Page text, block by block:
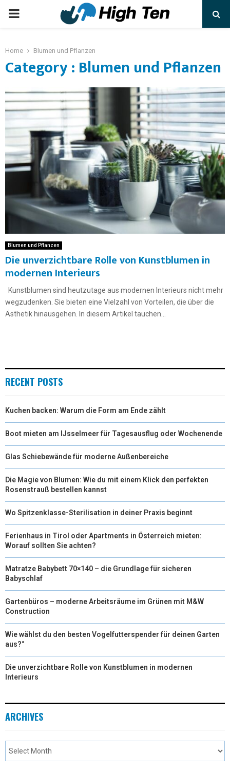
Home Blumen und Pflanzen
Category : Blumen und Pflanzen
Blumen und Pflanzen
Die unverzichtbare Rolle von Kunstblumen in
modernen Interieurs
Kunstblumen sind heutzutage aus modernen Interieurs nicht mehr
wegzudenken. Sie bieten eine Vielzahl von Vorteilen, die über die
Ästhetik hinausgehen. In diesem Artikel tauchen...
RECENT POSTS
Kuchen backen: Warum die Form am Ende zählt
Boot mieten am IJsselmeer für Tagesausflug oder Wochenende
Glas Schiebewände für moderne Außenbereiche
Die Magie von Blumen: Wie du mit einem Klick den perfekten
Rosenstrauß bestellen kannst
Wo Spitzenklasse-Sterilisation in deiner Praxis beginnt
Ferienhaus in Tirol oder Apartments in Österreich mieten:
Worauf sollten Sie achten?
Matratze Babybett 70×140 – die Grundlage für sicheren
Babyschlaf
Gartenbüros – moderne Arbeitsräume im Grünen mit M&W
Construction
Wie wählst du den besten Vogelfutterspender für deinen Garten
aus?°
Die unverzichtbare Rolle von Kunstblumen in modernen
Interieurs
ARCHIVES